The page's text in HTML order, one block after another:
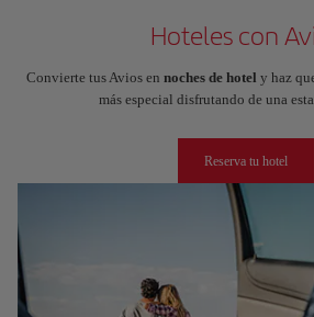
Hoteles con
Convierte tus Avios en noches de hotel y haz
más especial disfrutando de una
Reserva tu hotel